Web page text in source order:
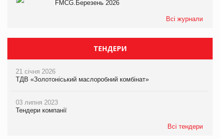
FMCG.Березень 2026
Всі журнали
ТЕНДЕРИ
21 січня 2026
ТДВ «Золотоніський маслоробний комбінат»
03 липня 2023
Тендери компанії
Всі тендери